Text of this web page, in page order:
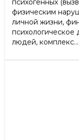
физическим
личной жизни,
людей, комплекс...